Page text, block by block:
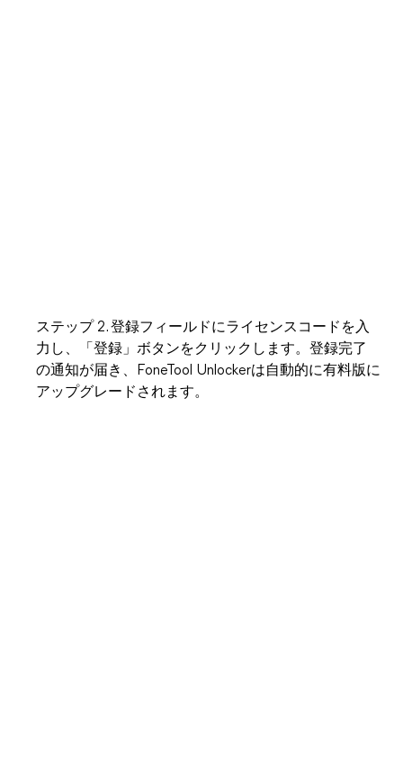
ステップ 2. 登録フィールドにライセンスコードを入
力し、「登録」ボタンをクリックします。登録完了
の通知が届き、FoneTool Unlockerは自動的に有料版に
アップグレードされます。